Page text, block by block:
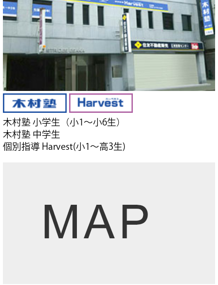
木村塾 小学生（小1～小6生）
木村塾 中学生
個別指導 Harvest(小1～高3生)